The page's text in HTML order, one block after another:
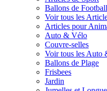
Ballons de Football
Voir tous les
Articles pour
Auto & Vélo
Couvre-selles
Voir tous les Auto
Ballons de Plage
Frisbees
Jardin